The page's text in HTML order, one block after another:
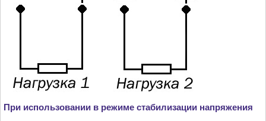
При использовании в режиме стабилизации напряжения